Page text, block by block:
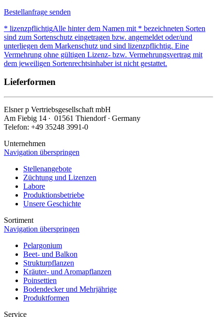
Bestellanfrage senden
* lizenzpflichtigAlle hinter dem Namen mit * bezeichneten Sorten
sind zum Sortenschutz eingetragen bzw. angemeldet oder/und
unterliegen dem Markenschutz und sind lizenzpflichtig. Eine
Vermehrung ohne gültigen Lizenz- bzw. Vermehrungsvertrag mit
dem jeweiligen Sortenrechtsinhaber ist nicht gestattet.
Lieferformen
Elsnerp Vertriebsgesellschaft mbH
Am Fiebig 14 ∙ 01561 Thiendorf ∙ Germany
Telefon: +49 35248 3991-0
Unternehmen
Navigation überspringen
Stellenangebote
Züchtung und Lizenzen
Labore
Produktionsbetriebe
Unsere Geschichte
Sortiment
Navigation überspringen
Pelargonium
Beet- und Balkon
Strukturpflanzen
Kräuter- und Aromapflanzen
Poinsettien
Bodendecker und Mehrjährige
Produktformen
Service